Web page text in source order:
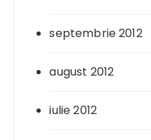
septembrie 2012
august 2012
iulie 2012